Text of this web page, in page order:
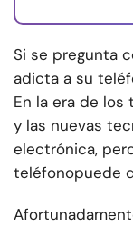
Si se pregunta
adicta a su
En la era de
y las nuevas
electrónica,
teléfonopuede